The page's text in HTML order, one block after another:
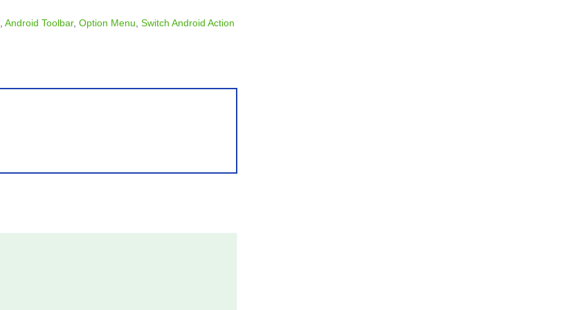
,Android Toolbar,Option Menu,Switch Android Action